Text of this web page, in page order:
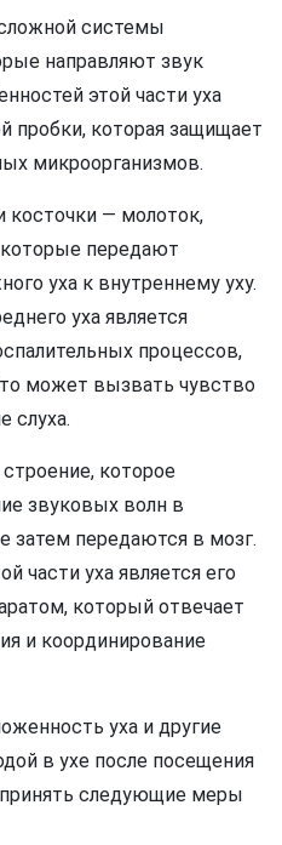
системы
направляют звук
этой части уха
пробки, которая защищает
микроорганизмов.
косточки — молоток,
передают
уха к внутреннему уху.
уха является
процессов,
может вызвать чувство
слуха.
которое
звуковых волн в
затем передаются в мозг.
части уха является его
который отвечает
и координирование
уха и другие
в ухе после посещения
следующие меры